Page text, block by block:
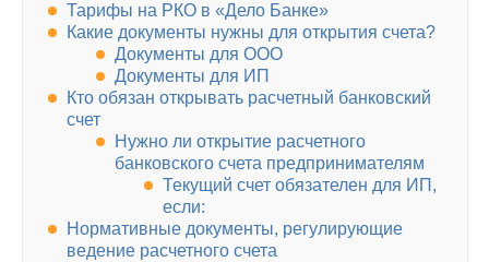
Тарифы на РКО в «Дело Банке»
Какие документы нужны для открытия счета?
Документы для ООО
Документы для ИП
Кто обязан открывать расчетный банковский
счет
Нужно ли открытие расчетного
банковского счета предпринимателям
Текущий счет обязателен для ИП,
если:
Нормативные документы, регулирующие
ведение расчетного счета